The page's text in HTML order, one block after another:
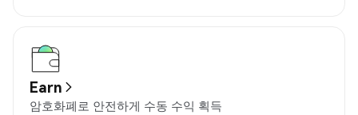
Earn
암호화폐로 안전하게 수동 수익 획득